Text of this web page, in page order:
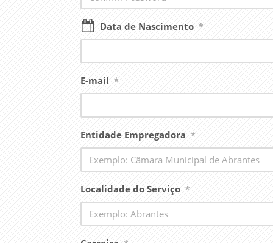
Data de Nascimento *
E-mail *
Entidade Empregadora *
Localidade do Serviço *